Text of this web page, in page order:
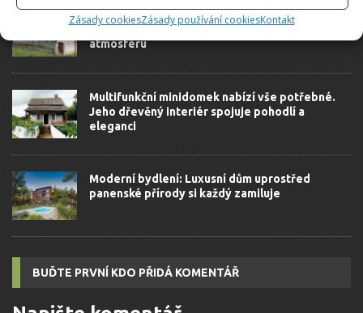
Zásady cookiesZásady používání cookiesKontakt
Přestavba plná nostalgie: Vnučka zdědila
babiččin domov, ve kterém zachovala původní
atmosféru
Multifunkční minidomek nabízí vše potřebné.
Jeho dřevěný interiér spojuje pohodlí a
eleganci
Moderní bydlení: Luxusní dům uprostřed
panenské přírody si každý zamiluje
BUĎTE PRVNÍ KDO PŘIDÁ KOMENTÁŘ